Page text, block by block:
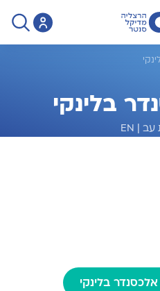
בלינקי
עב |
EN
בלינקי